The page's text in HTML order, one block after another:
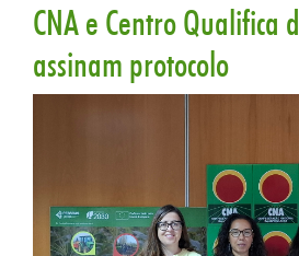
CNA e Centro Qualifica
assinam protocolo